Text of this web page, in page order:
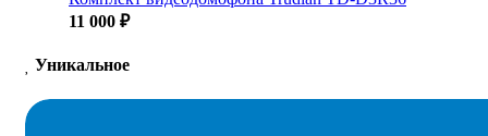
11 000 ₽
Уникальное